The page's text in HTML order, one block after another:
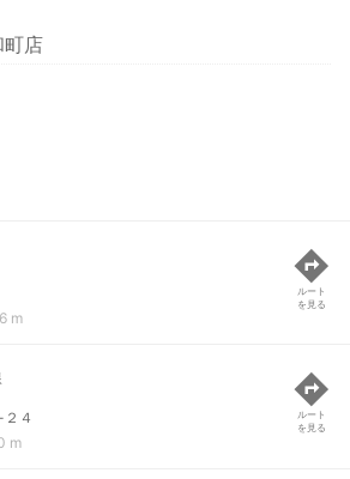
町店
m
ルート
を見る
４
m
ルート
を見る